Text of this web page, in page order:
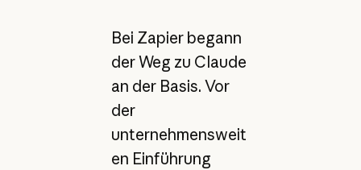
Bei Zapier begann
der Weg zu Claude
an der Basis. Vor
der
unternehmensweit
en Einführung